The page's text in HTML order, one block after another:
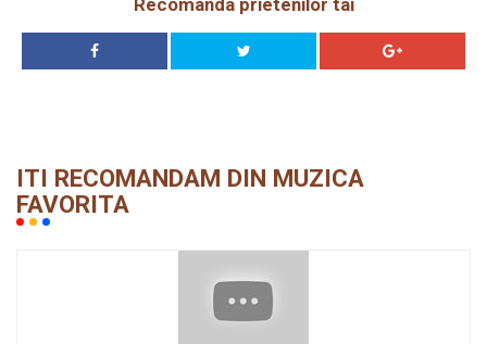
Recomanda prietenilor tai
ITI RECOMANDAM DIN MUZICA
FAVORITA